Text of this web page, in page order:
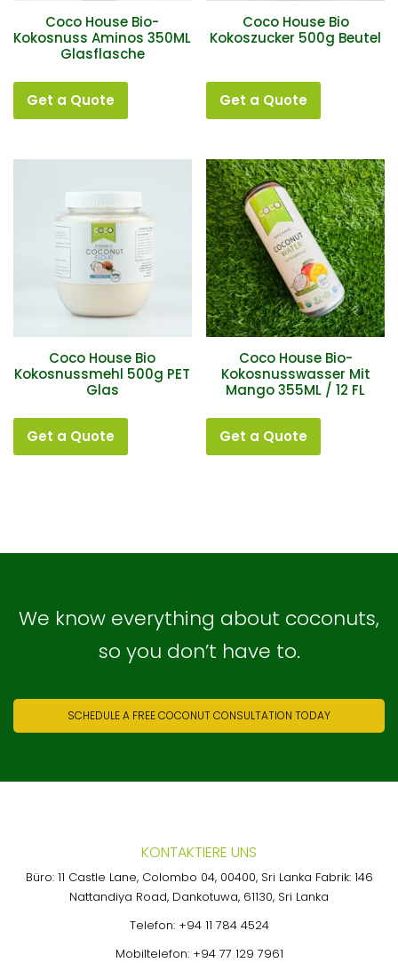
Coco House Bio-
Kokosnuss Aminos 350ML
Glasflasche
Get a Quote
Coco House Bio
Kokoszucker 500g Beutel
Get a Quote
Coco House Bio
Kokosnussmehl 500g PET
Glas
Get a Quote
Coco House Bio-
Kokosnusswasser Mit
Mango 355ML / 12 FL
Get a Quote
We know everything about coconuts,
so you don’t have to.
SCHEDULE A FREE COCONUT CONSULTATION TODAY
KONTAKTIERE UNS
Büro: 11 Castle Lane, Colombo 04, 00400, Sri Lanka Fabrik: 146
Nattandiya Road, Dankotuwa, 61130, Sri Lanka
Telefon: +94 11 784 4524
Mobiltelefon: +94 77 129 7961